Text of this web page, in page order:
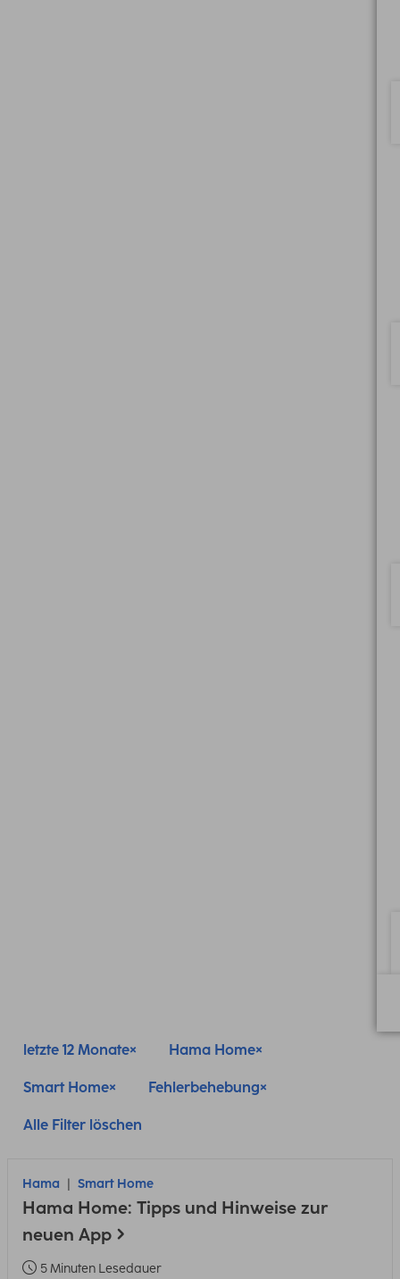
letzte 12 Monate Hama Home
Smart Home Fehlerbehebung
Alle Filter löschen
Hama Smart Home
Hama Home: Tipps und Hinweise zur
neuen App
5 Minuten Lesedauer